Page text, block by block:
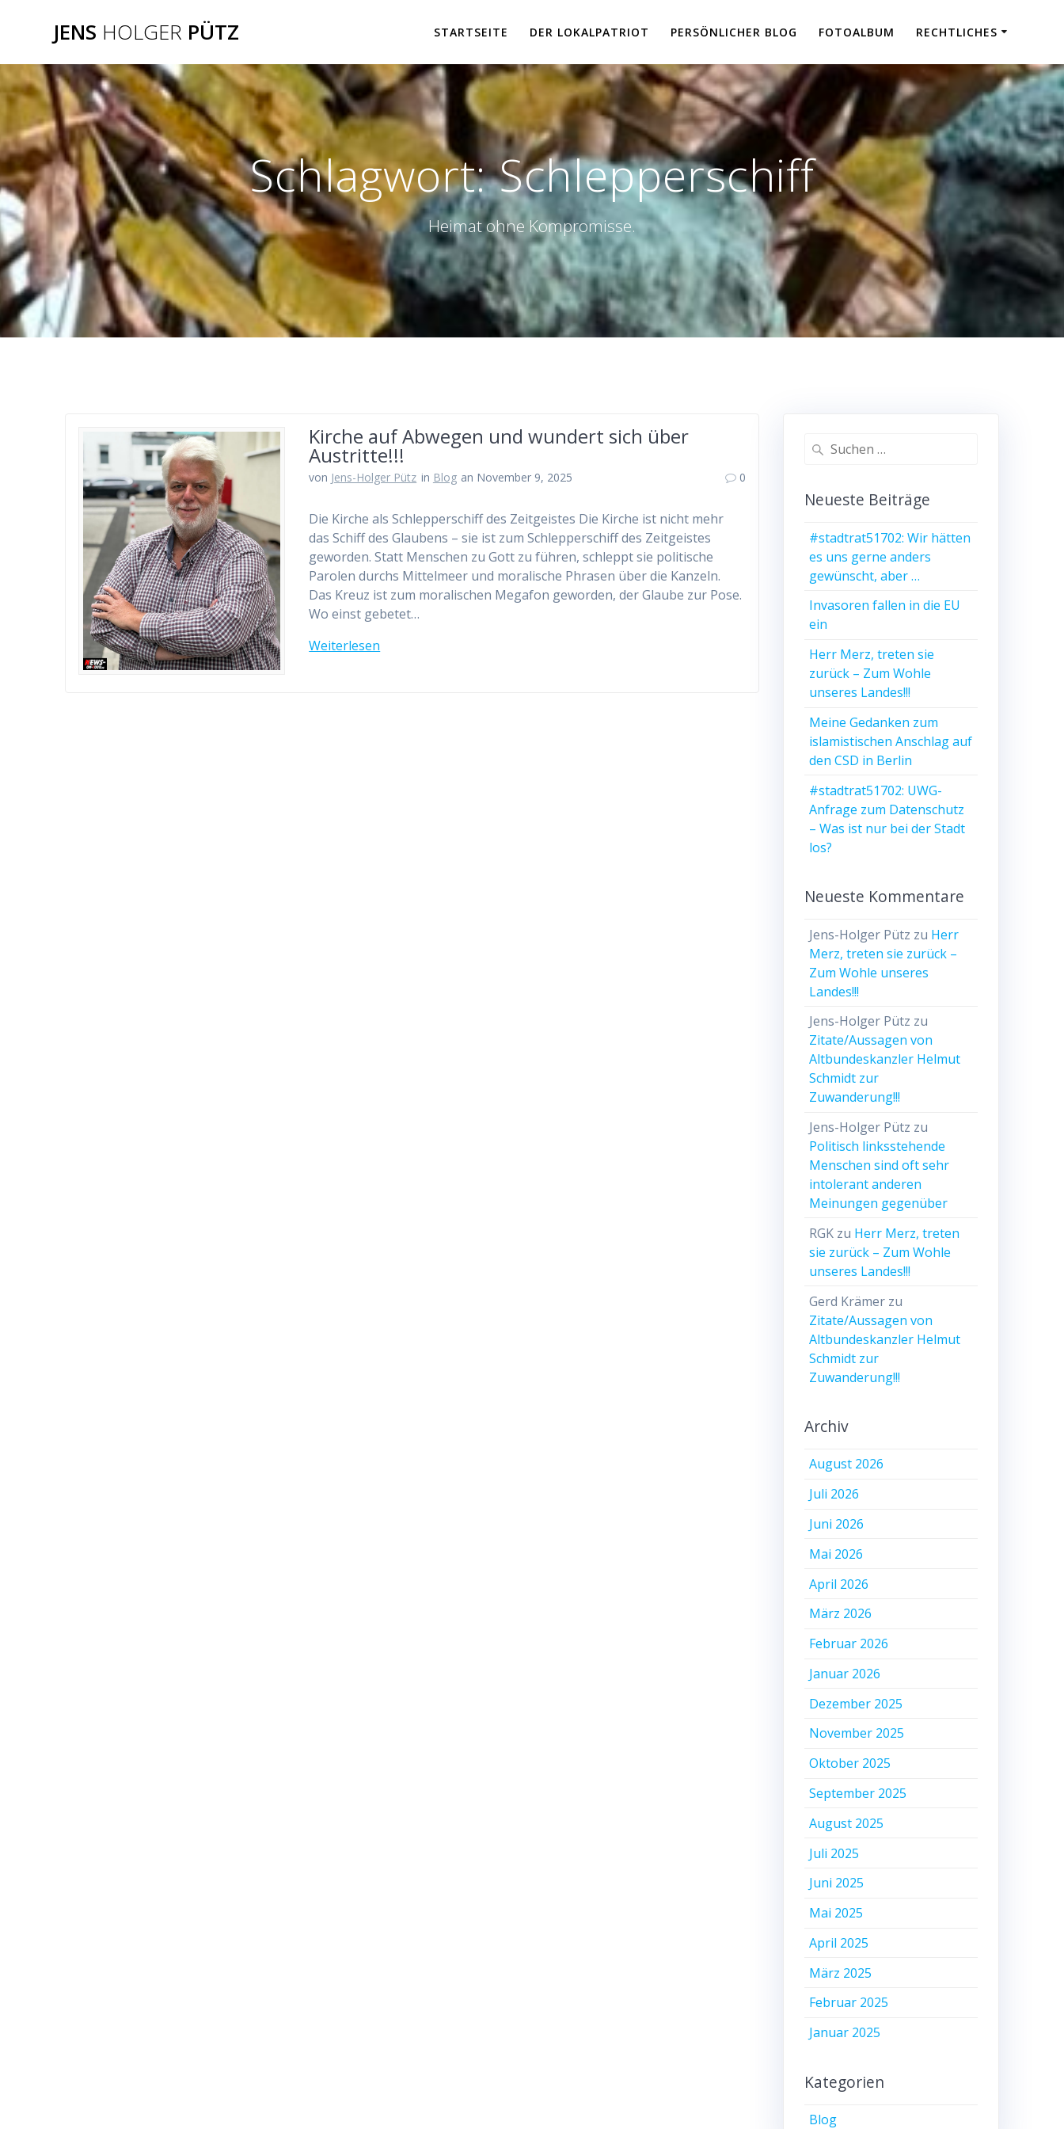
springen
JENS HOLGER PÜTZ STARTSEITE DER LOKALPATRIOT PERSÖNLICHER BLOG FOTOALBUM RECHTLICHES
Schlagwort:Schlepperschiff
Heimat ohne Kompromisse.
Kirche auf Abwegen und wundert sich über
Austritte!!!
von Jens-Holger Pütz in Blog an November 9, 2025 0
Die Kirche als Schlepperschiff des Zeitgeistes Die Kirche ist nicht mehr
das Schiff des Glaubens – sie ist zum Schlepperschiff des Zeitgeistes
geworden. Statt Menschen zu Gott zu führen, schleppt sie politische
Parolen durchs Mittelmeer und moralische Phrasen über die Kanzeln.
Das Kreuz ist zum moralischen Megafon geworden, der Glaube zur Pose.
Wo einst gebetet…
Weiterlesen
Suchen
Neueste Beiträge
#stadtrat51702: Wir hätten
es uns gerne anders
gewünscht, aber …
Invasoren fallen in die EU
ein
Herr Merz, treten sie
zurück – Zum Wohle
unseres Landes!!!
Meine Gedanken zum
islamistischen Anschlag auf
den CSD in Berlin
#stadtrat51702: UWG-
Anfrage zum Datenschutz
– Was ist nur bei der Stadt
los?
Neueste Kommentare
Jens-Holger Pütz zu Herr
Merz, treten sie zurück –
Zum Wohle unseres
Landes!!!
Jens-Holger Pütz zu
Zitate/Aussagen von
Altbundeskanzler Helmut
Schmidt zur
Zuwanderung!!!
Jens-Holger Pütz zu
Politisch linksstehende
Menschen sind oft sehr
intolerant anderen
Meinungen gegenüber
RGK zu Herr Merz, treten
sie zurück – Zum Wohle
unseres Landes!!!
Gerd Krämer zu
Zitate/Aussagen von
Altbundeskanzler Helmut
Schmidt zur
Zuwanderung!!!
Archiv
August 2026
Juli 2026
Juni 2026
Mai 2026
April 2026
März 2026
Februar 2026
Januar 2026
Dezember 2025
November 2025
Oktober 2025
September 2025
August 2025
Juli 2025
Juni 2025
Mai 2025
April 2025
März 2025
Februar 2025
Januar 2025
Kategorien
Blog